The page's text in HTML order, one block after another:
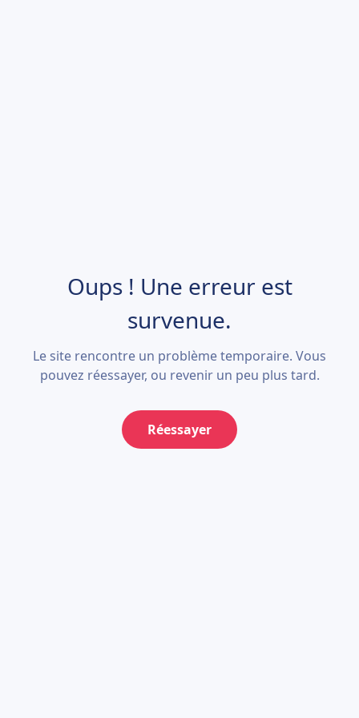
Oups ! Une erreur est
survenue.
Le site rencontre un problème temporaire. Vous
pouvez réessayer, ou revenir un peu plus tard.
Réessayer